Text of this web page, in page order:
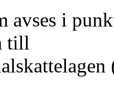
avses i
till